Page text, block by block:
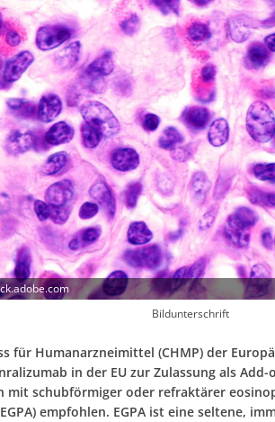
Bildunterschrift
für Humanarzneimittel (CHMP) der
in der EU zur Zulassung als
mit schubförmiger oder refraktärer
empfohlen. EGPA ist eine seltene,